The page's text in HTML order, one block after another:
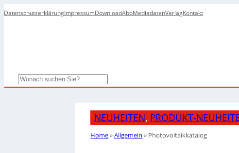
DatenschutzerklärungImpressumDownloadAboMediadatenVerlagKontakt
Search
NEUHEITEN, PRODUKT-
Home»Allgemein » Photovoltaikkatalog